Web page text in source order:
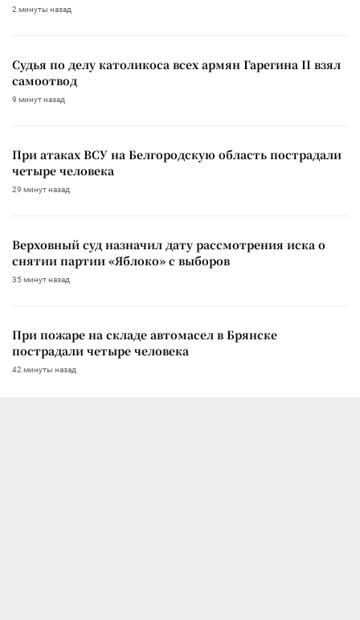
2 минуты назад
Судья по делу католикоса всех армян Гарегина II взял
самоотвод
9 минут назад
При атаках ВСУ на Белгородскую область пострадали
четыре человека
29 минут назад
Верховный суд назначил дату рассмотрения иска о
снятии партии «Яблоко» с выборов
35 минут назад
При пожаре на складе автомасел в Брянске
пострадали четыре человека
42 минуты назад